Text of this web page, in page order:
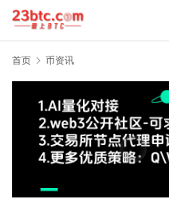
首页 币资讯